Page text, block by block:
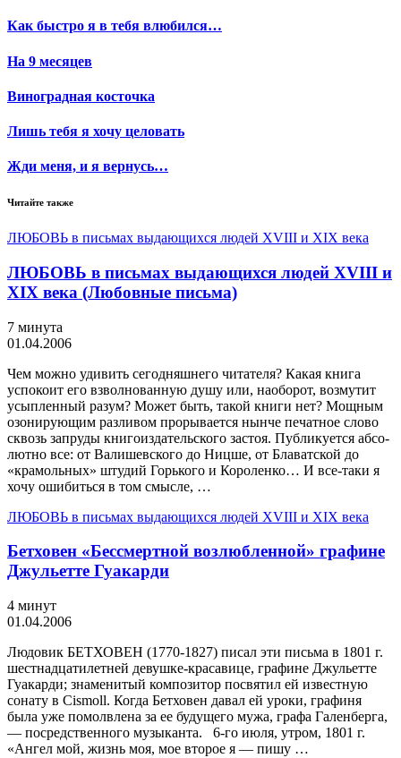
Как быстро я в тебя влюбился…
На 9 месяцев
Виноградная косточка
Лишь тебя я хочу целовать
Жди меня, и я вернусь…
Читайте также
ЛЮБОВЬ в письмах выдающихся людей XVIII и XIX века
ЛЮБОВЬ в письмах выдающихся людей XVIII и
XIX века (Любовные письма)
7 минута
01.04.2006
Чем можно удивить сегодняшнего читателя? Какая книга
успокоит его взволнованную душу или, наоборот, возмутит
усыпленный разум? Может быть, такой книги нет? Мощным
озонирующим разливом прорывается нынче печатное слово
сквозь запруды книгоиздательского застоя. Публикуется абсо­
лютно все: от Валишевского до Ницше, от Блаватской до
«кра­мольных» штудий Горького и Короленко… И все-таки я
хочу ошибиться в том смысле, …
ЛЮБОВЬ в письмах выдающихся людей XVIII и XIX века
Бетховен «Бессмертной возлюбленной» графине
Джульетте Гуакарди
4 минут
01.04.2006
Людовик БЕТХОВЕН (1770-1827) писал эти письма в 1801 г.
шестнадцатилетней девушке-красавице, графине Джульетте
Гуа­карди; знаменитый композитор посвятил ей известную
сонату в Cismoll. Когда Бетховен давал ей уроки, графиня
была уже помолвлена за ее будущего мужа, графа Га­ленберга,
— посредственного музыканта. 6-го июля, утром, 1801 г.
«Ангел мой, жизнь моя, мое второе я — пишу …